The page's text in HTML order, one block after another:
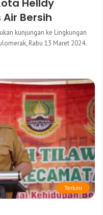
Helldy
Bersih
kunjungan ke Lingkungan
Rabu 13 Maret 2024.
Terkini